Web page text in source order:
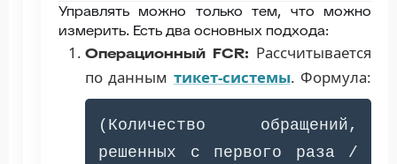
Управлять можно только тем, что можно
измерить. Есть два основных подхода:
Операционный FCR: Рассчитывается
по данным тикет-системы. Формула:
(Количество обращений,
решенных с первого раза /